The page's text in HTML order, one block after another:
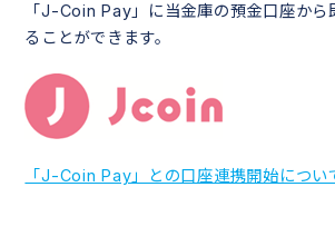
「J-Coin Pay」に当金庫の預金口座から
ることができます。
「J-Coin Pay」との口座連携開始につい